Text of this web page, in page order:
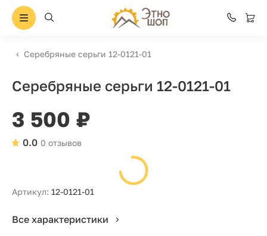
Серебряные серьги 12-0121-01
Серебряные серьги 12-0121-01
3 500 ₽
0 отзывов
0.0
Артикул: 12-0121-01
Все характеристики